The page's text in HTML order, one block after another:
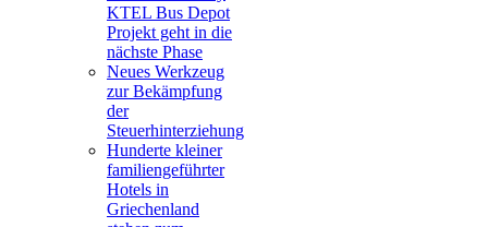
KTEL Bus Depot
Projekt geht in die
nächste Phase
Neues Werkzeug
zur Bekämpfung
der
Steuerhinterziehung
Hunderte kleiner
familiengeführter
Hotels in
Griechenland